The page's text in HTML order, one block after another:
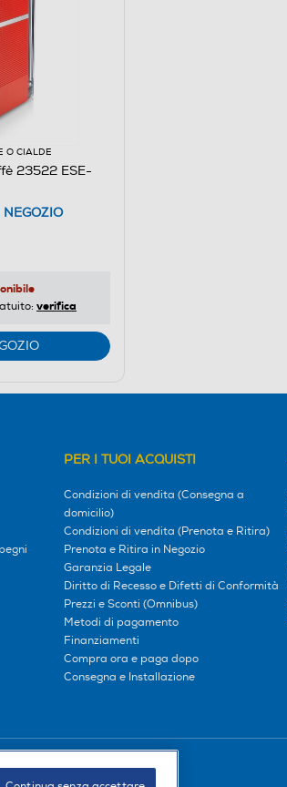
O CIALDE
23522 ESE-
verifica
PER I TUOI ACQUISTI
Condizioni di vendita (Consegna a
domicilio)
Condizioni di vendita (Prenota e Ritira)
Prenota e Ritira in Negozio
Garanzia Legale
Diritto di Recesso e Difetti di Conformità
Prezzi e Sconti (Omnibus)
Metodi di pagamento
Finanziamenti
Compra ora e paga dopo
Consegna e Installazione
Seguici sui social